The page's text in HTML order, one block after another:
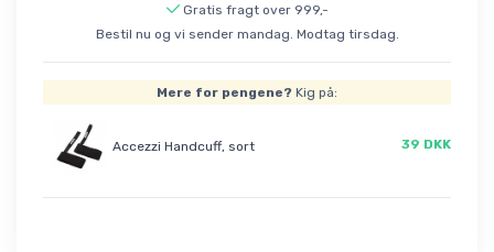
Gratis fragt over 999,-
Bestil nu og vi sender mandag. Modtag tirsdag.
Mere for pengene? Kig på:
Accezzi Handcuff, sort 39 DKK